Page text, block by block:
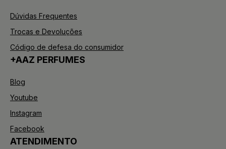
Dúvidas Frequentes
Trocas e Devoluções
Código de defesa do consumidor
+AAZ PERFUMES
Blog
Youtube
Instagram
Facebook
ATENDIMENTO